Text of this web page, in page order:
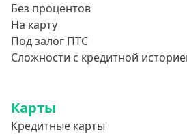
Как еКапуста
Наподобие Займера
Словно Золотая Корона
Квику
А-Деньги
Без процентов
На карту
Под залог ПТС
Сложности с кредитной
Карты
Кредитные карты